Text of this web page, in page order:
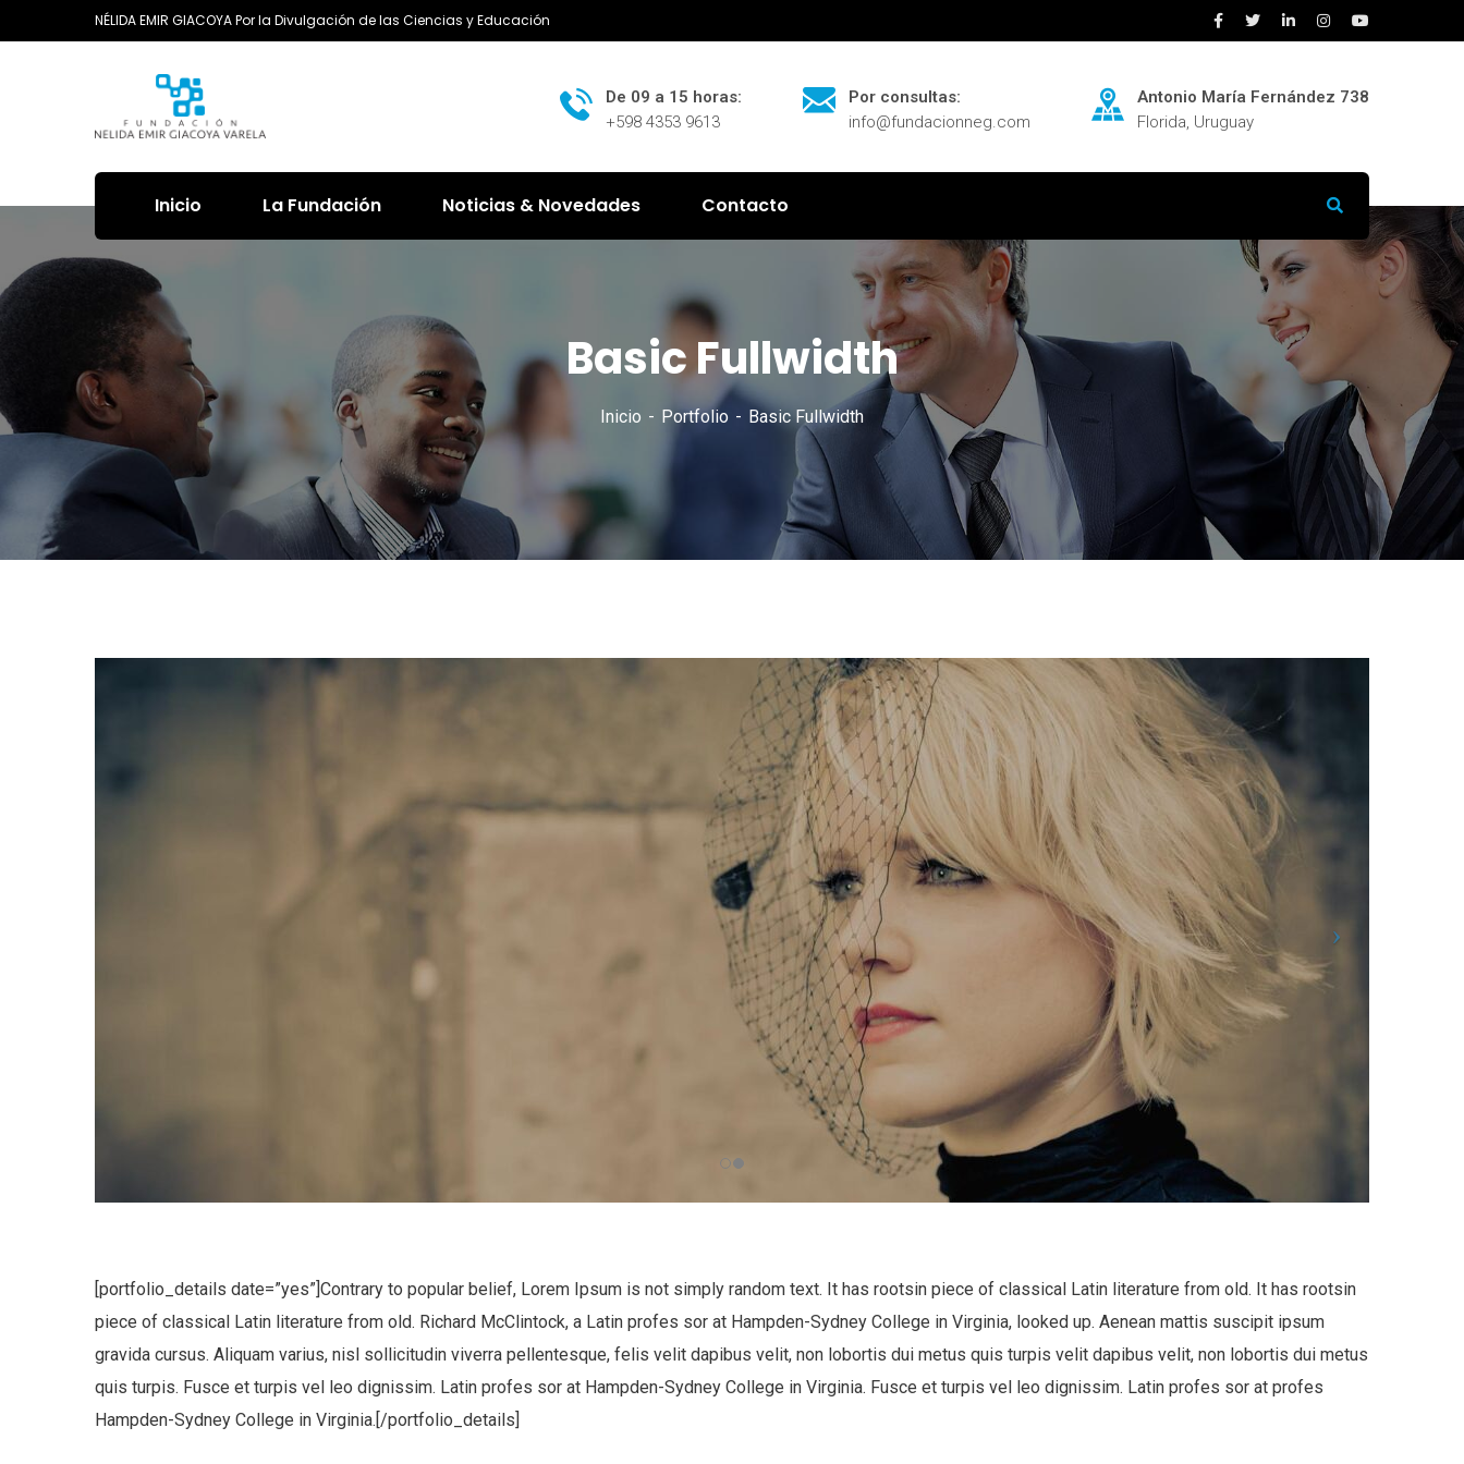
NÉLIDA EMIR GIACOYA Por la Divulgación de las Ciencias y Educación
De 09 a 15 horas:
+598 4353 9613
Por consultas:
info@fundacionneg.com
Antonio María Fernández 738
Florida, Uruguay
Inicio La Fundación Noticias & Novedades Contacto
Basic Fullwidth
Inicio Portfolio Basic Fullwidth
[portfolio_details date=”yes”]Contrary to popular belief, Lorem Ipsum is not simply random text. It has rootsin piece of classical Latin literature from old. It has rootsin
piece of classical Latin literature from old. Richard McClintock, a Latin profes sor at Hampden-Sydney College in Virginia, looked up. Aenean mattis suscipit ipsum
gravida cursus. Aliquam varius, nisl sollicitudin viverra pellentesque, felis velit dapibus velit, non lobortis dui metus quis turpis velit dapibus velit, non lobortis dui metus
quis turpis. Fusce et turpis vel leo dignissim. Latin profes sor at Hampden-Sydney College in Virginia. Fusce et turpis vel leo dignissim. Latin profes sor at profes
Hampden-Sydney College in Virginia.[/portfolio_details]
Suscribete a nuestro
Newsletter
Regístrese para recibir las últimas noticias,
actualizaciones, promociones y ofertas especiales.
Your mail address